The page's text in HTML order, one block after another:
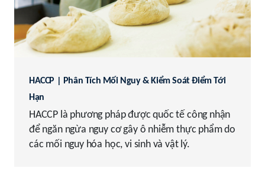
HACCP | Phân Tích Mối Nguy & Kiểm Soát Điểm Tới
Hạn
HACCP là phương pháp được quốc tế công nhận
để ngăn ngừa nguy cơ gây ô nhiễm thực phẩm do
các mối nguy hóa học, vi sinh và vật lý.